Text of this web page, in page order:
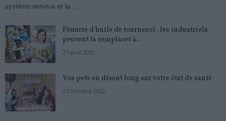
système nerveux et la ...
Pénurie d’huile de tournesol : les industriels
peuvent la remplacer à...
27 avril 2022
Vos pets en disent long sur votre état de santé
27 octobre 2022